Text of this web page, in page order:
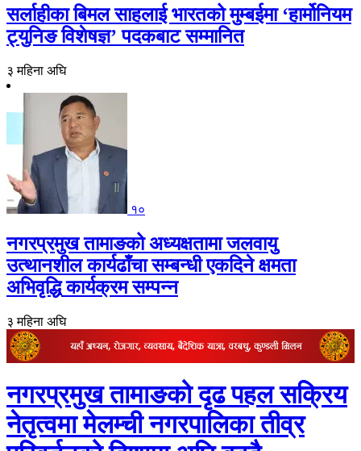
सर्लाहीका बिमल साहलाई भारतको मुम्बईमा ‘हार्मोनियम
ट्युनिङ विशेषज्ञ’ पदकबाट सम्मानित
३ महिना अघि
१०
नगरप्रमुख तामाङको अध्यक्षतामा जलवायु
उत्थानशील कार्यढाँचा सम्बन्धी एकदिने क्षमता
अभिवृद्धि कार्यक्रम सम्पन्न
३ महिना अघि
नगरप्रमुख तामाङको दृढ पहल सक्रिय
नेतृत्वमा मेलम्ची नगरपालिका तीव्र